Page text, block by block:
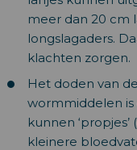
meer dan 20 cm
longslagaders.
klachten zorgen.
Het doden van
wormmiddelen is
kunnen
kleinere